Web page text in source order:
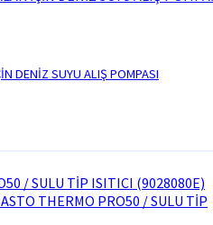
DENİZ SUYU ALIŞ POMPASI